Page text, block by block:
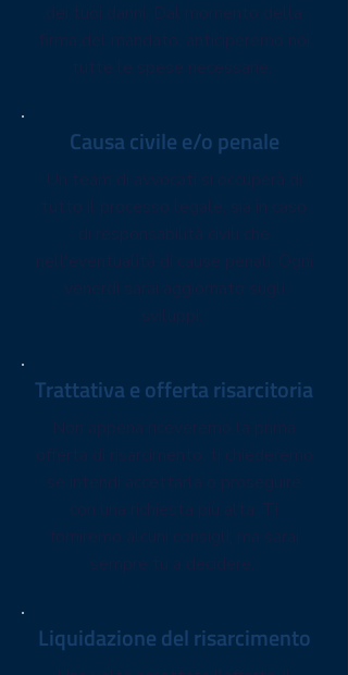
Causa civile e/o penale
Trattativa e offerta risarcitoria
Liquidazione del risarcimento